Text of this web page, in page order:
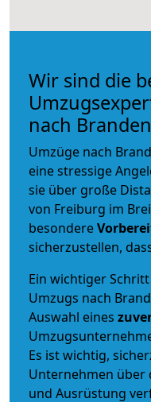
Wir sind die
nach
Umzüge nach
eine stressige
sie über große
von Freiburg im
besondere
sicherzustellen,
Ein wichtiger
Umzugs nach
Auswahl eines
Es ist wichtig,
Unternehmen über
und Ausrüstung